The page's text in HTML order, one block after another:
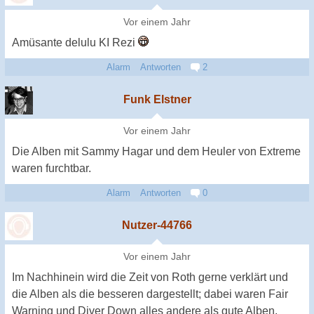
Vor einem Jahr
Amüsante delulu KI Rezi
Alarm Antworten 2
Funk Elstner
Vor einem Jahr
Die Alben mit Sammy Hagar und dem Heuler von Extreme
waren furchtbar.
Alarm Antworten 0
Nutzer-44766
Vor einem Jahr
Im Nachhinein wird die Zeit von Roth gerne verklärt und
die Alben als die besseren dargestellt; dabei waren Fair
Warning und Diver Down alles andere als gute Alben.